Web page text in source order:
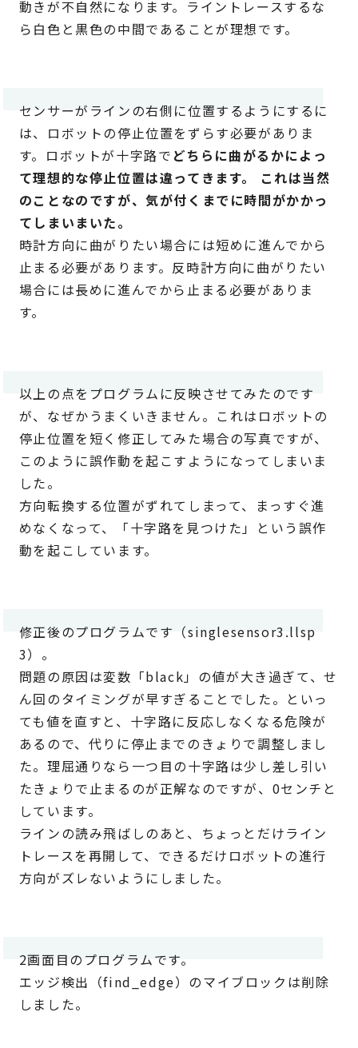
動きが不自然になります。ライントレースするな
ら白色と黒色の中間であることが理想です。
センサーがラインの右側に位置するようにするに
は、ロボットの停止位置をずらす必要がありま
す。ロボットが十字路で どちらに曲がるかによっ
て理想的な停止位置は違ってきます。 これは当然
のことなのですが、気が付くまでに時間がかかっ
てしまいまいた。
時計方向に曲がりたい場合には短めに進んでから
止まる必要があります。反時計方向に曲がりたい
場合には長めに進んでから止まる必要がありま
す。
以上の点をプログラムに反映させてみたのです
が、なぜかうまくいきません。これはロボットの
停止位置を短く修正してみた場合の写真ですが、
このように誤作動を起こすようになってしまいま
した。
方向転換する位置がずれてしまって、まっすぐ進
めなくなって、「十字路を見つけた」という誤作
動を起こしています。
修正後のプログラムです（singlesensor3.llsp
3）。
問題の原因は変数「black」の値が大き過ぎて、せ
ん回のタイミングが早すぎることでした。といっ
ても値を直すと、十字路に反応しなくなる危険が
あるので、代りに停止までのきょりで調整しまし
た。理屈通りなら一つ目の十字路は少し差し引い
たきょりで止まるのが正解なのですが、0センチと
しています。
ラインの読み飛ばしのあと、ちょっとだけライン
トレースを再開して、できるだけロボットの進行
方向がズレないようにしました。
2画面目のプログラムです。
エッジ検出（find_edge）のマイブロックは削除
しました。